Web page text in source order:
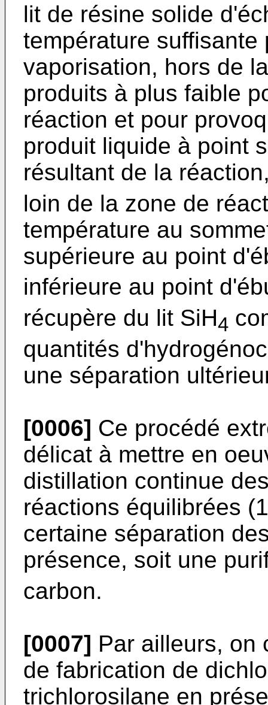
lit de résine solide
température suffisante
vaporisation, hors de
produits à plus faible
réaction et pour
produit liquide à point
résultant de la
loin de la zone de
température au
supérieure au point
inférieure au point
récupère du lit SiH4
quantités
une séparation
[0006] Ce procédé
délicat à mettre en
distillation continue
réactions équilibrées
certaine séparation
présence, soit une
carbon.
[0007] Par ailleurs, on
de fabrication de
trichlorosilane en